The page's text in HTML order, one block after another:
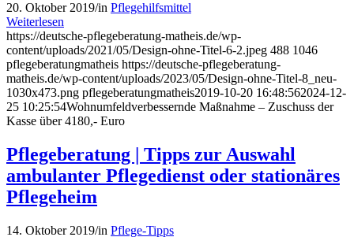
20. Oktober 2019/in Pflegehilfsmittel
Weiterlesen
https://deutsche-pflegeberatung-matheis.de/wp-
content/uploads/2021/05/Design-ohne-Titel-6-2.jpeg 488 1046
pflegeberatungmatheis https://deutsche-pflegeberatung-
matheis.de/wp-content/uploads/2023/05/Design-ohne-Titel-8_neu-
1030x473.png pflegeberatungmatheis2019-10-20 16:48:562024-12-
25 10:25:54Wohnumfeldverbessernde Maßnahme – Zuschuss der
Kasse über 4180,- Euro
Pflegeberatung | Tipps zur Auswahl
ambulanter Pflegedienst oder stationäres
Pflegeheim
14. Oktober 2019/in Pflege-Tipps